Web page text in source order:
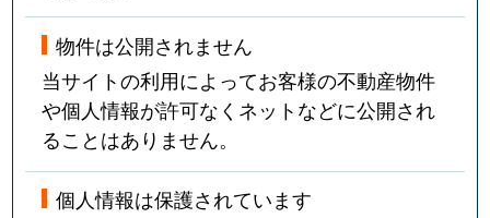
物件は公開されません
当サイトの利用によってお客様の不動産物件
や個人情報が許可なくネットなどに公開され
ることはありません。
個人情報は保護されています